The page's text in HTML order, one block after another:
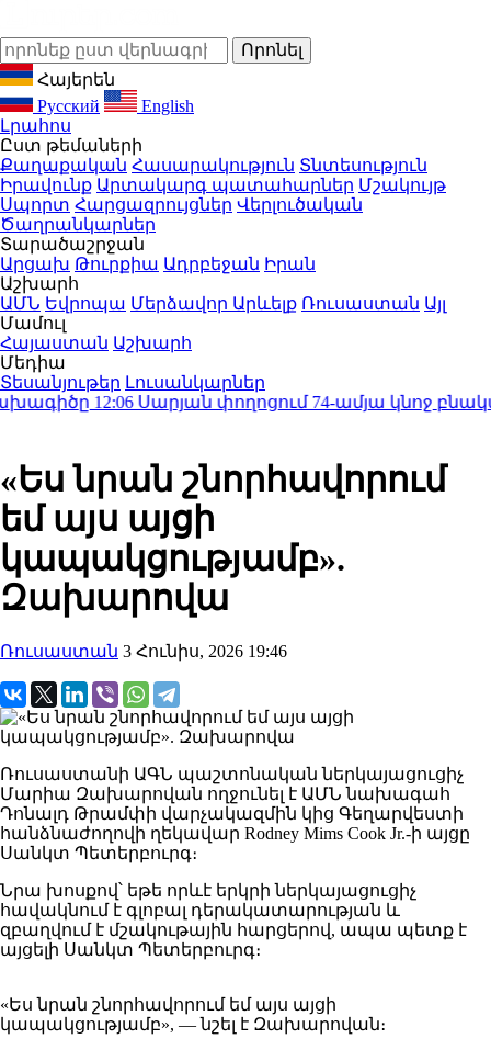
Հայերեն
Русский
English
Լրահոս
Ըստ թեմաների
Քաղաքական Հասարակություն Տնտեսություն
Իրավունք Արտակարգ պատահարներ Մշակույթ
Սպորտ Հարցազրույցներ Վերլուծական
Ծաղրանկարներ
Տարածաշրջան
Արցախ Թուրքիա Ադրբեջան Իրան
Աշխարհ
ԱՄՆ Եվրոպա Մերձավոր Արևելք Ռուսաստան Այլ
Մամուլ
Հայաստան Աշխարհ
Մեդիա
Տեսանյութեր Լուսանկարներ
12:06Սարյան փողոցում 74-ամյա կնոջ
«Ես նրան շնորհավորում
եմ այս այցի
կապակցությամբ».
Զախարովա
Ռուսաստան 3 Հունիս, 2026 19:46
Ռուսաստանի ԱԳՆ պաշտոնական ներկայացուցիչ
Մարիա Զախարովան ողջունել է ԱՄՆ նախագահ
Դոնալդ Թրամփի վարչակազմին կից Գեղարվեստի
հանձնաժողովի ղեկավար Rodney Mims Cook Jr.-ի այցը
Սանկտ Պետերբուրգ։
Նրա խոսքով՝ եթե որևէ երկրի ներկայացուցիչ
հավակնում է գլոբալ դերակատարության և
զբաղվում է մշակութային հարցերով, ապա պետք է
այցելի Սանկտ Պետերբուրգ։
«Ես նրան շնորհավորում եմ այս այցի
կապակցությամբ», — նշել է Զախարովան։